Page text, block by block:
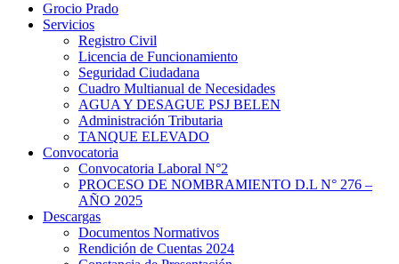
Grocio Prado
Servicios
Registro Civil
Licencia de Funcionamiento
Seguridad Ciudadana
Cuadro Multianual de Necesidades
AGUA Y DESAGUE PSJ BELEN
Administración Tributaria
TANQUE ELEVADO
Convocatoria
Convocatoria Laboral N°2
PROCESO DE NOMBRAMIENTO D.L N° 276 –
AÑO 2025
Descargas
Documentos Normativos
Rendición de Cuentas 2024